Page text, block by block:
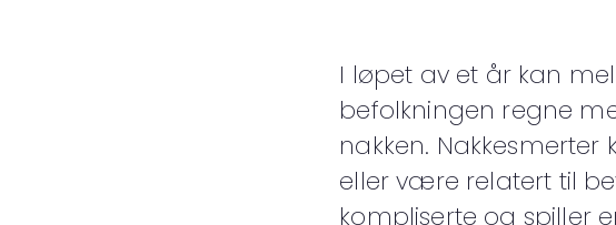
I løpet av et år kan
befolkningen regne
nakken.
eller være relatert til
kompliserte og spiller